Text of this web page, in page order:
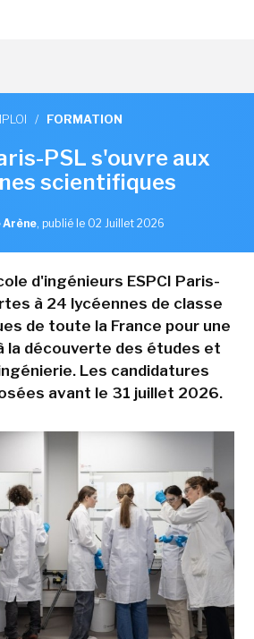
/ FORMATION
PSL s'ouvre aux
scientifiques
Arène, publié le 02 Juillet 2026
d'ingénieurs ESPCI Paris-
à 24 lycéennes de classe
de toute la France pour une
la découverte des études et
Les candidatures
avant le 31 juillet 2026.